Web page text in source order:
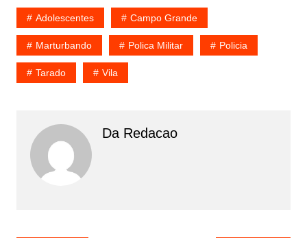
Adolescentes Campo Grande
Marturbando Polica Militar Policia
Tarado Vila
Da Redacao